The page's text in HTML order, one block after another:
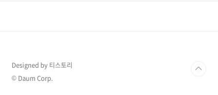
Designed by 티스토리
© Daum Corp.